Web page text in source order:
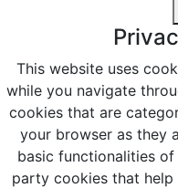
This website uses
while you navigate
cookies that are
your browser as they
basic functionalities
party cookies that help